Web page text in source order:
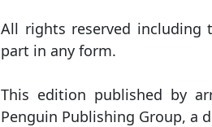
All rights reserved
part in any form.
This edition published by
Penguin Publishing Group, a